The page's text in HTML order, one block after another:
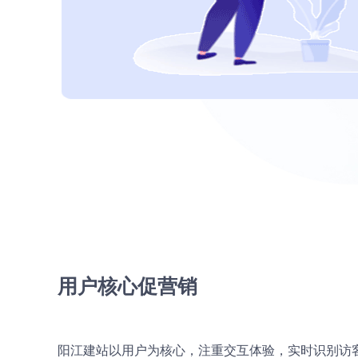
用户核心促营销
阳江建站以用户为核心，注重交互体验，实时识别访